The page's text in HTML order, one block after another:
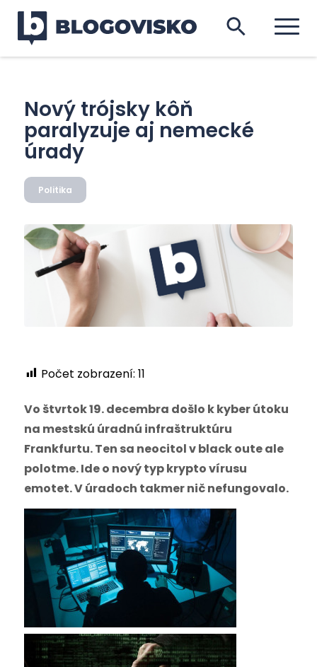
Nový trójsky kôň
paralyzuje aj nemecké
úrady
Politika
Počet zobrazení: 11
Vo štvrtok 19. decembra došlo k kyber útoku
na mestskú úradnú infraštruktúru
Frankfurtu. Ten sa neocitol v black oute ale
polotme. Ide o nový typ krypto vírusu
emotet. V úradoch takmer nič nefungovalo.